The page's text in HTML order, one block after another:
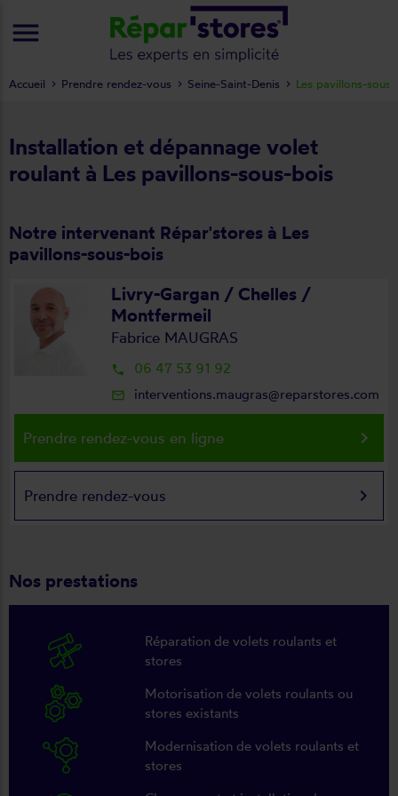
Installation et dépannage volet
roulant à Les pavillons-sous-bois
Notre intervenant Répar'stores à Les
pavillons-sous-bois
Livry-Gargan / Chelles /
Montfermeil
Fabrice MAUGRAS
local_phone 06 47 53 91 92
mail_outline interventions.maugras@reparstores.com
Prendre rendez-vous en ligne keyboard_arrow_right
Prendre rendez-vous keyboard_arrow_right
Nos prestations
Réparation de volets roulants et
stores
Motorisation de volets roulants ou
stores existants
Modernisation de volets roulants et
stores
Accueil Prendre rendez-vous Seine-Saint-Denis Les pavillons-
menu